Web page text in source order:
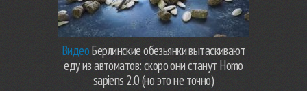
ВидеоБерлинские обезьянки вытаскивают
еду из автоматов: скоро они станут Homo
sapiens 2.0 (но это не точно)